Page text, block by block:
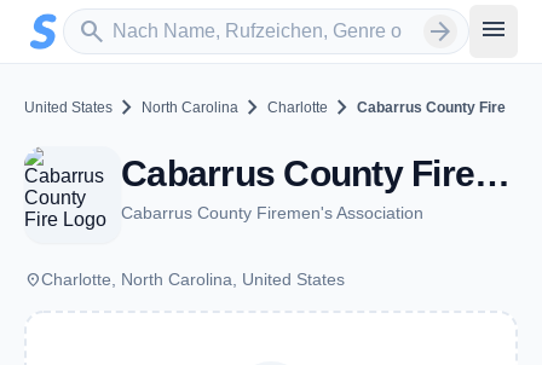
Zum Hauptinhalt springen
search
Sender suchen arrow_forward menu
United States chevron_right North Carolina chevron_right Charlotte chevron_right Cabarrus County Fire
Cabarrus County Fire - VHF - Charlotte, NC
Cabarrus County Firemen's Association
placeCharlotte, North Carolina, United States